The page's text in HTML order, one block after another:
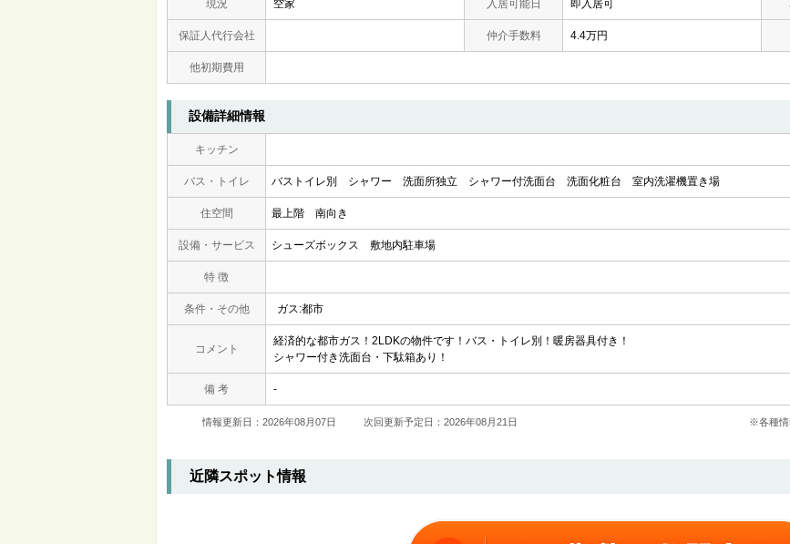
現況 空家 入居可能日 即入居可
保証人代行会社 仲介手数料 4.4万円
他初期費用
設備詳細情報
キッチン
バス・トイレ バストイレ別 シャワー 洗面所独立 シャワー付洗面台 洗面化粧台 室内洗濯機置き場
住空間 最上階 南向き
設備・サービス シューズボックス 敷地内駐車場
特 徴
条件・その他 ガス:都市
コメント
経済的な都市ガス！2LDKの物件です！バス・トイレ別！暖房器具付き！
シャワー付き洗面台・下駄箱あり！
備 考 -
情報更新日：2026年08月07日 次回更新予定日：2026年08月21日 ※各種情
近隣スポット情報